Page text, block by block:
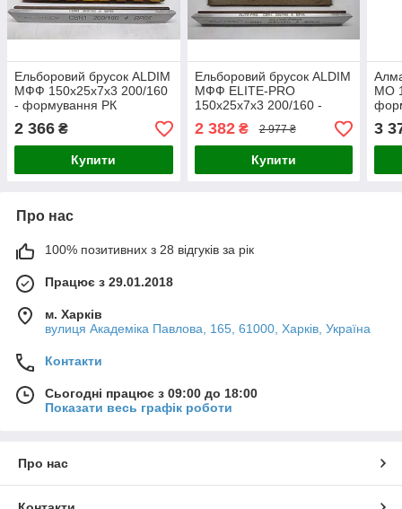
Ельборовий брусок ALDIM
МФФ 150х25х7х3 200/160
- формування РК
2 366 ₴
Купити
Ельборовий брусок ALDIM
МФФ ELITE-PRO
150х25х7х3 200/160 -
формування РК.
2 382₴ 2 977 ₴
Купити
МО
3
Про нас
100% позитивних з 28 відгуків за рік
Працює з 29.01.2018
м. Харків
вулиця Академіка Павлова, 165, 61000, Харків, Україна
Контакти
Сьогодні працює з 09:00 до 18:00
Показати весь графік роботи
Про нас